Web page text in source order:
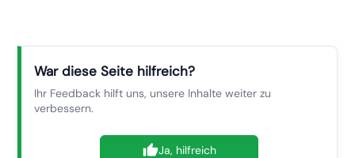
War diese Seite hilfreich?
Ihr Feedback hilft uns, unsere Inhalte weiter zu
verbessern.
Ja, hilfreich